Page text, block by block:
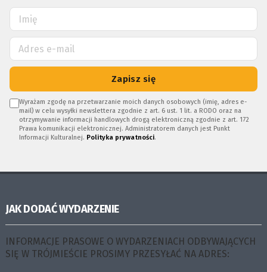
Zapisz się
Wyrażam zgodę na przetwarzanie moich danych osobowych (imię, adres e-
mail) w celu wysyłki newslettera zgodnie z art. 6 ust. 1 lit. a RODO oraz na
otrzymywanie informacji handlowych drogą elektroniczną zgodnie z art. 172
Prawa komunikacji elektronicznej. Administratorem danych jest Punkt
Informacji Kulturalnej. Polityka prywatności.
JAK DODAĆ WYDARZENIE
INFORMACJE PRASOWE O WYDARZENIACH ODBYWAJĄCYCH
SIĘ W TRÓJMIEŚCIE PROSIMY PRZESYŁAĆ NA ADRES: